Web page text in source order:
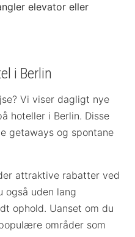
elevator eller
i Berlin
Vi viser dagligt nye
hoteller i Berlin. Disse
getaways og spontane
attraktive rabatter ved
også uden lang
ophold. Uanset om du
områder som